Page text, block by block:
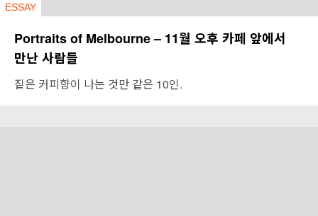
ESSAY
Portraits of Melbourne – 11월 오후 카페 앞에서
만난 사람들
짙은 커피향이 나는 것만 같은 10인.